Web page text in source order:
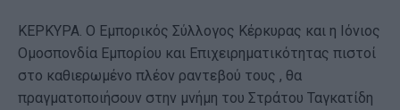
ΚΕΡΚΥΡΑ. Ο Εμπορικός Σύλλογος Κέρκυρας και η Ιόνιος
Ομοσπονδία Εμπορίου και Επιχειρηματικότητας πιστοί
στο καθιερωμένο πλέον ραντεβού τους , θα
πραγματοποιήσουν στην μνήμη του Στράτου Ταγκατίδη